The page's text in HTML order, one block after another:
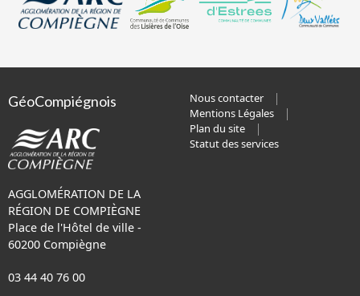
GéoCompiégnois
AGGLOMÉRATION DE LA
RÉGION DE COMPIÈGNE
Place de l'Hôtel de ville -
60200 Compiègne
03 44 40 76 00
Nous contacter
Mentions Légales
Plan du site
Statut des services